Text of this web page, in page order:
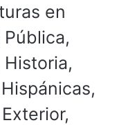
en
Historia,